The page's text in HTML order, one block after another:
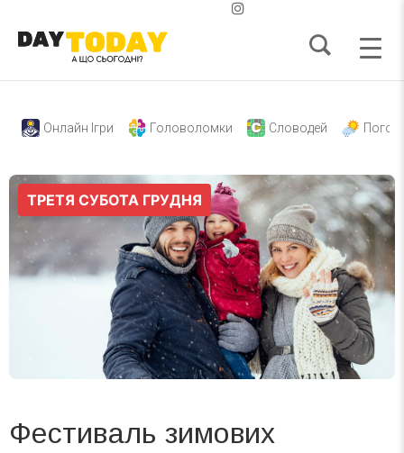
Онлайн Ігри Головоломки Словодей
Фестиваль зимових